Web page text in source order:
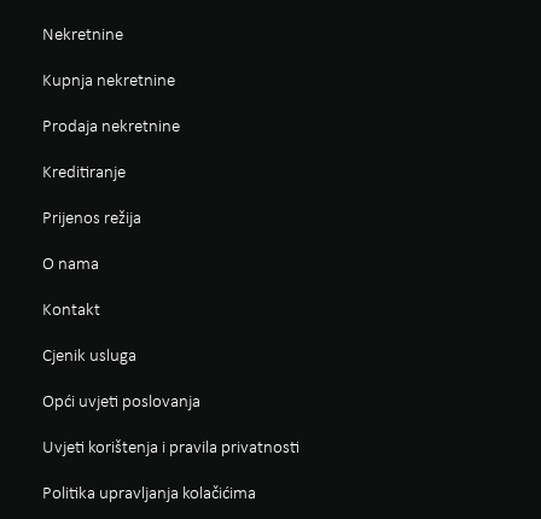
Nekretnine
Kupnja nekretnine
Prodaja nekretnine
Kreditiranje
Prijenos režija
O nama
Kontakt
Cjenik usluga
Opći uvjeti poslovanja
Uvjeti korištenja i pravila privatnosti
Politika upravljanja kolačićima